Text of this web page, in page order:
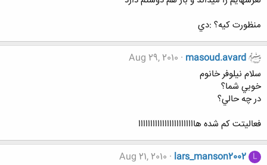
منظورت كيه؟ :دي
masoud.avard
Aug 29, 2010
سلام نيلوفر خانوم
خوبي شما؟
در چه حالي؟
فعاليتت كم شده هاااااااااااااااااااااااا
L
lars_manson2002
Aug 21, 2010